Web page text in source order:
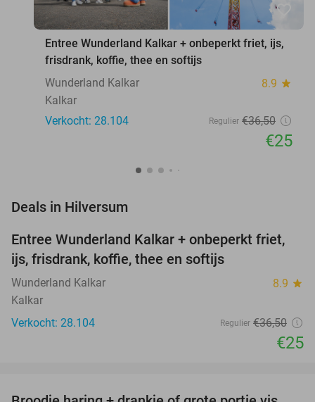
favorite_border
Entree Wunderland Kalkar + onbeperkt friet, ijs,
frisdrank, koffie, thee en softijs
Wunderland Kalkar
8.9 star
Kalkar
Verkocht: 28.104
Regulier €36,50
€25
Deals in Hilversum
32%
Entree Wunderland Kalkar + onbeperkt friet,
ijs, frisdrank, koffie, thee en softijs
Wunderland Kalkar 8.9 star
Kalkar
Verkocht: 28.104
Regulier €36,50
€25